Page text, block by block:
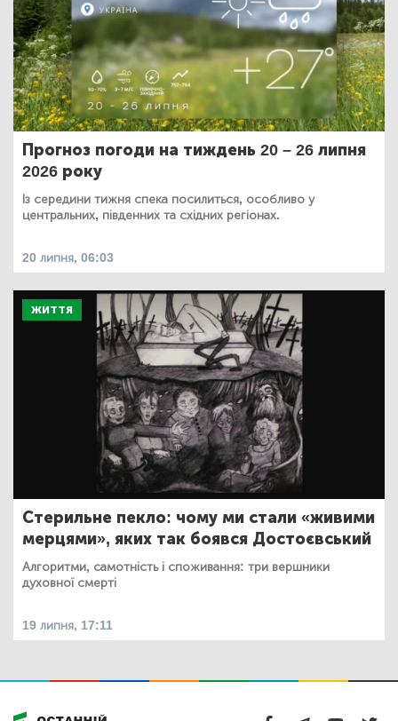
Прогноз погоди на тиждень 20 – 26 липня
2026 року
Із середини тижня спека посилиться, особливо у
центральних, південних та східних регіонах.
20 липня, 06:03
ЖИТТЯ
Стерильне пекло: чому ми стали «живими
мерцями», яких так боявся Достоєвський
Алгоритми, самотність і споживання: три вершники
духовної смерті
19 липня, 17:11